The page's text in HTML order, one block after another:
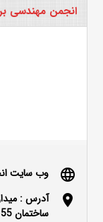
انجمن مهندسی
language وب سایت
location_on
ساختمان 55 - طبقه دوم – واحد9